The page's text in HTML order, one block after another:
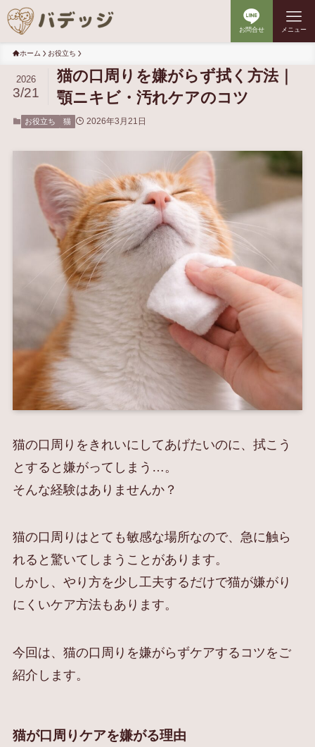
お問合せ メニュー
ホーム お役立ち
猫の口周りを嫌がらず拭く方法｜
顎ニキビ・汚れケアのコツ
2026
3/21
お役立ち 猫 2026年3月21日
猫の口周りをきれいにしてあげたいのに、拭こう
とすると嫌がってしまう…。
そんな経験はありませんか？
猫の口周りはとても敏感な場所なので、急に触ら
れると驚いてしまうことがあります。
しかし、やり方を少し工夫するだけで猫が嫌がり
にくいケア方法もあります。
今回は、猫の口周りを嫌がらずケアするコツをご
紹介します。
猫が口周りケアを嫌がる理由